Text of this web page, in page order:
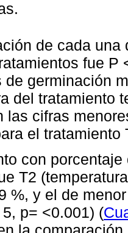
de cada
fue P
de germinación
del tratamiento
las cifras
el tratamiento
con
T2
%, y el de
p= <0.001) (